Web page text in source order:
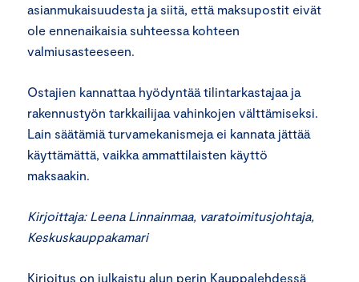
asianmukaisuudesta ja siitä, että maksupostit eivät
ole ennenaikaisia suhteessa kohteen
valmiusasteeseen.
Ostajien kannattaa hyödyntää tilintarkastajaa ja
rakennustyön tarkkailijaa vahinkojen välttämiseksi.
Lain säätämiä turvamekanismeja ei kannata jättää
käyttämättä, vaikka ammattilaisten käyttö
maksaakin.
Kirjoittaja: Leena Linnainmaa, varatoimitusjohtaja,
Keskuskauppakamari
Kirjoitus on julkaistu alun perin Kauppalehdessä